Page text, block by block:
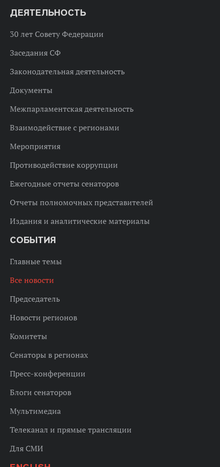
ДЕЯТЕЛЬНОСТЬ
30 лет Совету Федерации
Заседания СФ
Законодательная деятельность
Документы
Межпарламентская деятельность
Взаимодействие с регионами
Мероприятия
Противодействие коррупции
Ежегодные отчеты сенаторов
Отчеты полномочных представителей
Издания и аналитические материалы
СОБЫТИЯ
Главные темы
Все новости
Председатель
Новости регионов
Комитеты
Сенаторы в регионах
Пресс-конференции
Блоги сенаторов
Мультимедиа
Телеканал и прямые трансляции
Для СМИ